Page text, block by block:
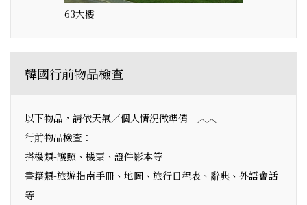
63大樓
韓國行前物品檢查
以下物品，請依天氣／個人情況做準備 ︿︿
行前物品檢查：
搭機類-護照、機票、證件影本等
書籍類-旅遊指南手冊、地圖、旅行日程表、辭典、外語會話
等